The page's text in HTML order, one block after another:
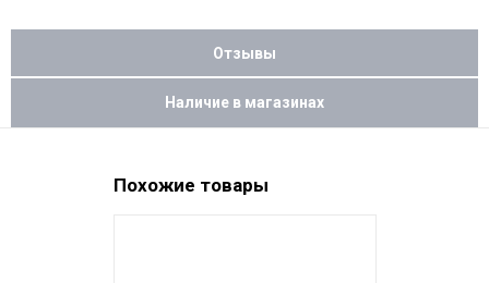
Отзывы
Наличие в магазинах
Похожие товары